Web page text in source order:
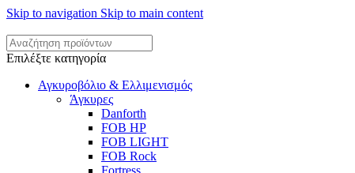
Skip to navigation Skip to main content
Επιλέξτε κατηγορία
Αγκυροβόλιο & Ελλιμενισμός
Άγκυρες
Danforth
FOB HP
FOB LIGHT
FOB Rock
Fortress